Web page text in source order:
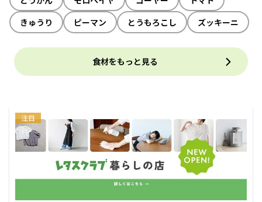
きゅうり
ピーマン とうもろこし ズッキーニ
食材をもっと見る
注目